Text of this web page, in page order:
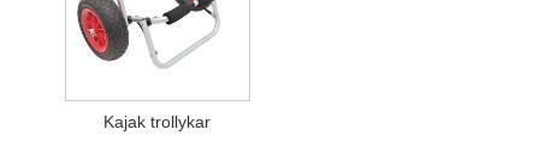
Kajak trollykar